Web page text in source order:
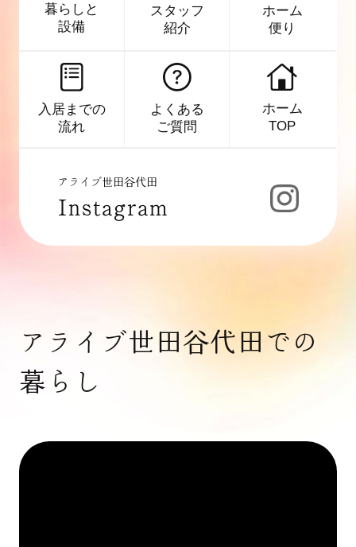
暮らしと
設備
スタッフ
紹介
ホーム
便り
入居までの
流れ
よくある
ご質問
ホーム
TOP
アライブ世田谷代田
Instagram
アライブ世田谷代田での
暮らし